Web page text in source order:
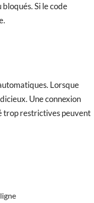
Si le code
Lorsque
Une connexion
trop restrictives peuvent